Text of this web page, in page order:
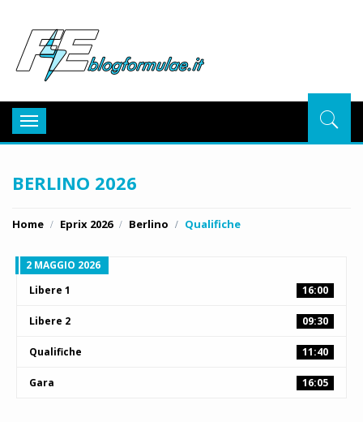
Toggle
navigation
BERLINO 2026
Home Eprix 2026 Berlino Qualifiche
2 MAGGIO 2026
Libere 1
16:00
Libere 2 09:30
Qualifiche 11:40
Gara 16:05